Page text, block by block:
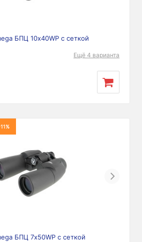
БПЦ 10x40WP с сеткой
Ещё 4 варианта
Next
БПЦ 7x50WP с сеткой